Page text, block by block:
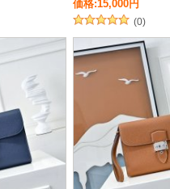
価格:15,000円
(0)